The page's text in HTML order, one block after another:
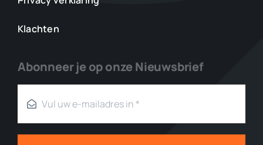
Klachten
Abonneer je op onze Nieuwsbrief